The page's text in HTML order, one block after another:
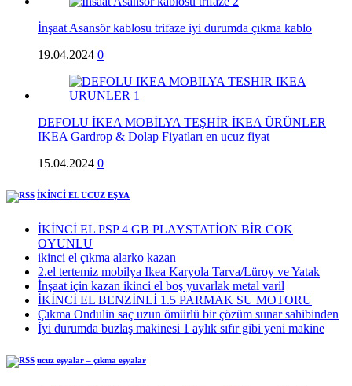
İnşaat Asansör kablosu trifaze iyi durumda çıkma kablo
19.04.2024 0
DEFOLU İKEA MOBİLYA TEŞHİR İKEA ÜRÜNLER
IKEA Gardrop & Dolap Fiyatları en ucuz fiyat
15.04.2024 0
İKİNCİ EL UCUZ EŞYA
İKİNCİ EL PSP 4 GB PLAYSTATİON BİR COK
OYUNLU
ikinci el çıkma alarko kazan
2.el tertemiz mobilya Ikea Karyola Tarva/Lüroy ve Yatak
İnşaat için kazan ikinci el boş yuvarlak metal varil
İKİNCİ EL BENZİNLİ 1.5 PARMAK SU MOTORU
Çıkma Ondulin saç uzun ömürlü bir çözüm sunar sahibinden
İyi durumda buzlaş makinesi 1 aylık sıfır gibi yeni makine
ucuz eşyalar – çıkma eşyalar